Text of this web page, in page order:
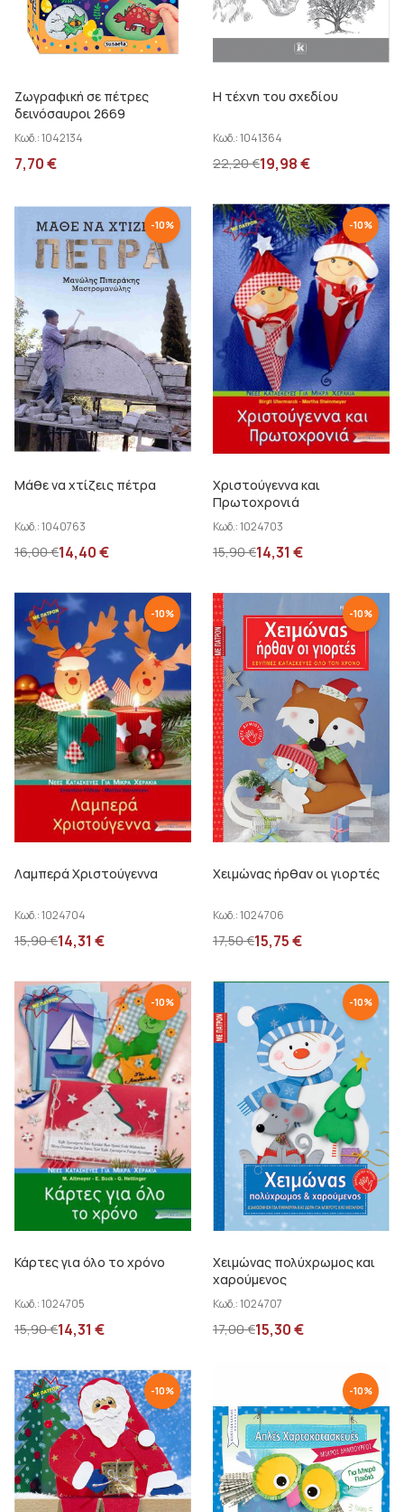
Ζωγραφική σε πέτρες
δεινόσαυροι 2669
Κωδ.:1042134
7,70€
Η τέχνη του σχεδίου
Κωδ.:1041364
22,20€19,98€
-10%
Μάθε να χτίζεις πέτρα
Κωδ.:1040763
16,00€14,40€
-10%
Χριστούγεννα και
Πρωτοχρονιά
Κωδ.:1024703
15,90€14,31 €
-10%
Λαμπερά Χριστούγεννα
Κωδ.:1024704
15,90€14,31 €
-10%
Χειμώνας ήρθαν οι γιορτές
Κωδ.:1024706
17,50€15,75€
-10%
Κάρτες για όλο το χρόνο
Κωδ.:1024705
15,90€14,31 €
-10%
Χειμώνας πολύχρωμος και
χαρούμενος
Κωδ.:1024707
17,00€15,30€
-10% -10%